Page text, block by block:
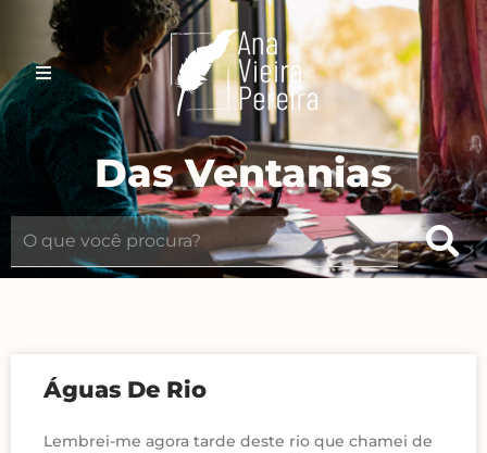
Das Ventanias
Águas De Rio
Lembrei-me agora tarde deste rio que chamei de